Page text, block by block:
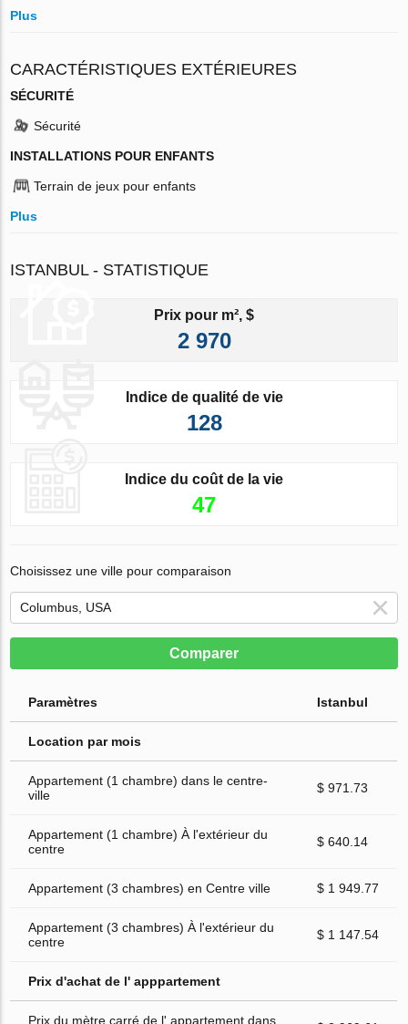
Plus
CARACTÉRISTIQUES EXTÉRIEURES
SÉCURITÉ
Sécurité
INSTALLATIONS POUR ENFANTS
Terrain de jeux pour enfants
Plus
ISTANBUL - STATISTIQUE
Prix pour m², $
2 970
Indice de qualité de vie
128
Indice du coût de la vie
47
Choisissez une ville pour comparaison
Comparer
Paramètres Istanbul
Location par mois
Appartement (1 chambre) dans le centre-
ville
$ 971.73
Appartement (1 chambre) À l'extérieur du
centre
$ 640.14
Appartement (3 chambres) en Centre ville $ 1 949.77
Appartement (3 chambres) À l'extérieur du
centre
$ 1 147.54
Prix d'achat de l' apppartement
Prix du mètre carré de l' appartement dans